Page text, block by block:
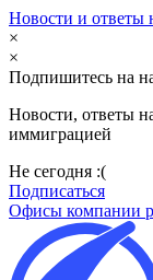
Новости и
×
×
Подпишитесь на
Новости, ответы
иммиграцией
Не сегодня :(
Подписаться
Офисы компании